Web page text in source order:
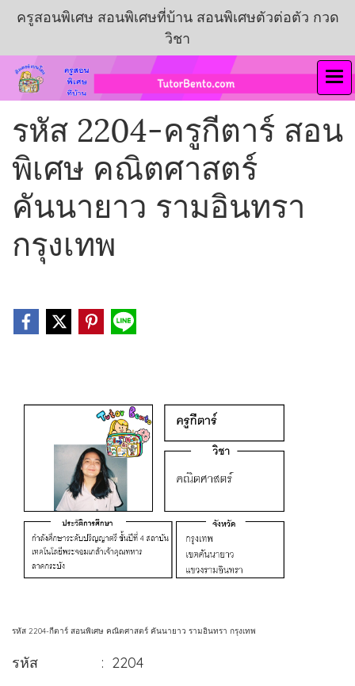
ครูสอนพิเศษ สอนพิเศษที่บ้าน สอนพิเศษตัวต่อตัว กวด
วิชา
รหัส 2204-ครูกีตาร์ สอน
พิเศษ คณิตศาสตร์
คันนายาว รามอินทรา
กรุงเทพ
รหัส 2204-กีตาร์ สอนพิเศษ คณิตศาสตร์ คันนายาว รามอินทรา กรุงเทพ
รหัส : 2204